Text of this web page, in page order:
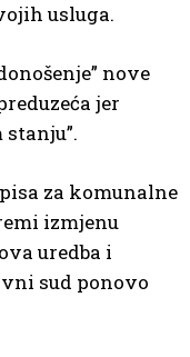
usluga.
nove
jer
za komunalne
izmjenu
uredba i
sud ponovo